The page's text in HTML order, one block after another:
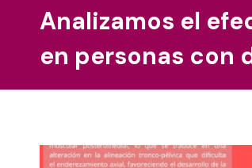
Analizamos el
en personas con